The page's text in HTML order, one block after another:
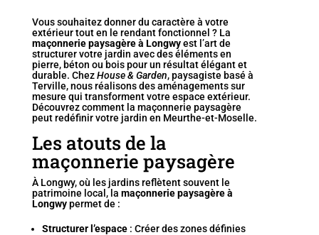
Vous souhaitez donner du caractère à votre
extérieur tout en le rendant fonctionnel ? La
maçonnerie paysagère à Longwyest l’art de
structurer votre jardin avec des éléments en
pierre, béton ou bois pour un résultat élégant et
durable. ChezHouse & Garden, paysagiste basé à
Terville, nous réalisons desaménagements sur
mesure qui transforment votre espace extérieur.
Découvrez comment la maçonnerie paysagère
peut redéfinir votre jardin en Meurthe-et-Moselle.
Les atouts de la
maçonnerie paysagère
À Longwy, où les jardins reflètent souvent le
patrimoine local, la maçonnerie paysagère à
Longwypermet de :
Structurer l’espace: Créer des zones définies